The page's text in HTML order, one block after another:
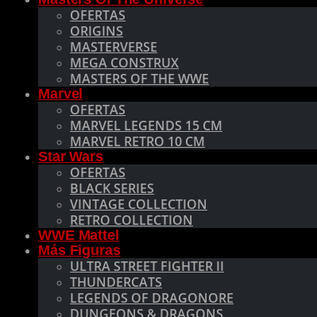
OFERTAS
ORIGINS
MASTERVERSE
MEGA CONSTRUX
MASTERS OF THE WWE
Marvel
OFERTAS
MARVEL LEGENDS 15 CM
MARVEL RETRO 10 CM
Star Wars
OFERTAS
BLACK SERIES
VINTAGE COLLECTION
RETRO COLLECTION
WWE Mattel
Más Figuras
ULTRA STREET FIGHTER II
THUNDERCATS
LEGENDS OF DRAGONORE